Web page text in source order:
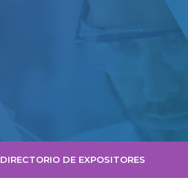
DIRECTORIO DE EXPOSITORES